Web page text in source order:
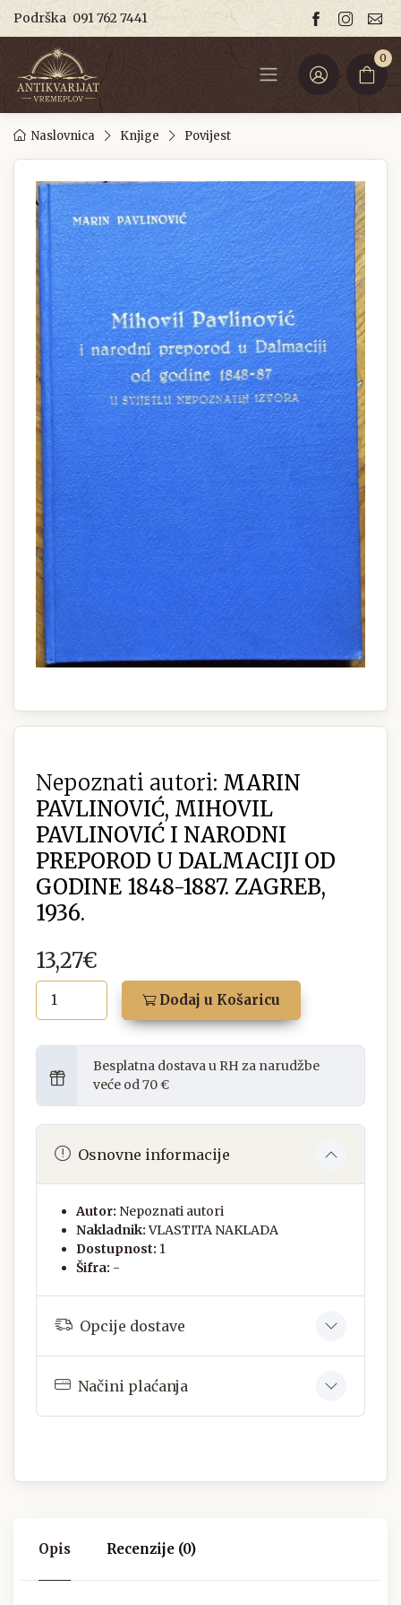
Podrška 091 762 7441
0
Naslovnica Knjige Povijest
Nepoznati autori: MARIN
PAVLINOVIĆ, MIHOVIL
PAVLINOVIĆ I NARODNI
PREPOROD U DALMACIJI OD
GODINE 1848-1887. ZAGREB,
1936.
13,27€
Dodaj u Košaricu
Besplatna dostava u RH za narudžbe
veće od 70 €
Osnovne informacije
Autor: Nepoznati autori
Nakladnik: VLASTITA NAKLADA
Dostupnost: 1
Šifra: -
Opcije dostave
Načini plaćanja
Opis Recenzije (0)